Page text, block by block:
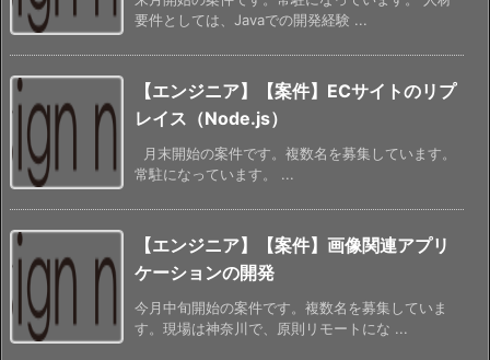
要件としては、Javaでの開発経験 ...
【エンジニア】【案件】ECサイトのリプ
レイス（Node.js）
月末開始の案件です。複数名を募集しています。
常駐になっています。 ...
【エンジニア】【案件】画像関連アプリ
ケーションの開発
今月中旬開始の案件です。複数名を募集していま
す。現場は神奈川で、原則リモートにな ...